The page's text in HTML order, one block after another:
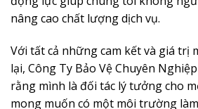
nâng cao chất lượng dịch vụ.
Với tất cả những cam kết và giá trị
lại, Công Ty Bảo Vệ Chuyên
rằng mình là đối tác lý tưởng cho
mong muốn có một môi trường